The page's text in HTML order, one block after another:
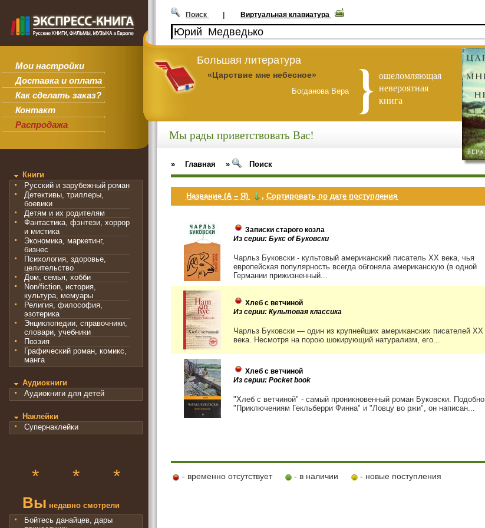
Мои настройки
Доставка и оплата
Как сделать заказ?
Контакт
Распродажа
Поиск | Виртуальная клавиатура
Большая литература
«Царствие мне небесное»
Богданова Вера
ошеломляющая
невероятная
книга
Книги
Русский и зарубежный роман
Детективы, триллеры,
боевики
Детям и их родителям
Фантастика, фэнтези, хоррор
и мистика
Экономика, маркетинг,
бизнес
Психология, здоровье,
целительство
Дом, семья, хобби
Non/fiction, история,
культура, мемуары
Религия, философия,
эзотерика
Энциклопедии, справочники,
словари, учебники
Поэзия
Графический роман, комикс,
манга
Аудиокниги
Аудиокниги для детей
Наклейки
Супернаклейки
* * *
Вы недавно смотрели
Бойтесь данайцев, дары
Мы рады приветствовать Вас!
» Главная » Поиск
Название (А – Я) ,Сортировать по дате поступления
Записки старого козла
Из серии: Букс of Буковски
Чарльз Буковски - культовый американский писатель XX века, чья
европейская популярность всегда обгоняла американскую (в одной
Германии прижизненный...
Хлеб с ветчиной
Из серии: Культовая классика
Чарльз Буковски — один из крупнейших американских писателей ХХ
века. Несмотря на порою шокирующий натурализм, его...
Хлеб с ветчиной
Из серии: Pocket book
"Хлеб с ветчиной" - самый проникновенный роман Буковски. Подобно
"Приключениям Гекльберри Финна" и "Ловцу во ржи", он написан...
- временно отсутствует - в наличии - новые поступления